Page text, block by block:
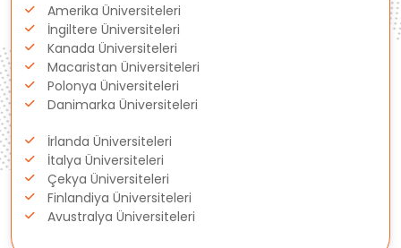
Gürcistan
Estonya
İsveç
Danimarka
Avustralya
Amerika Üniversiteleri
İngiltere Üniversiteleri
Kanada Üniversiteleri
Macaristan Üniversiteleri
Polonya Üniversiteleri
Danimarka Üniversiteleri
İrlanda Üniversiteleri
İtalya Üniversiteleri
Çekya Üniversiteleri
Finlandiya Üniversiteleri
Avustralya Üniversiteleri